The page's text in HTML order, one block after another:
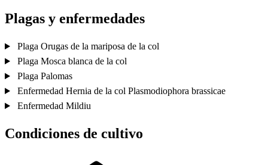
Plagas y enfermedades
Plaga Orugas de la mariposa de la col
Plaga Mosca blanca de la col
Plaga Palomas
Enfermedad Hernia de la col Plasmodiophora brassicae
Enfermedad Mildiu
Condiciones de cultivo